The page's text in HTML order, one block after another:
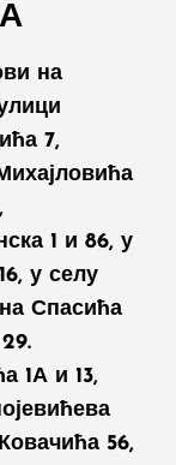
на
7,
1 и 86, у
у селу
Спасића
1А и 13,
56,